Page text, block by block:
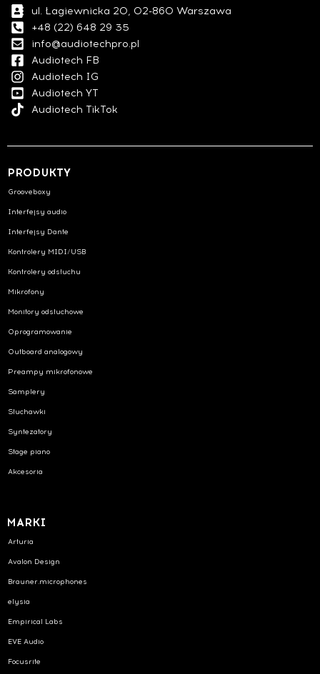
ul. Łagiewnicka 20, 02-860 Warszawa
+48 (22) 648 29 35
info@audiotechpro.pl
Audiotech FB
Audiotech IG
Audiotech YT
Audiotech TikTok
PRODUKTY
Grooveboxy
Interfejsy audio
Interfejsy Dante
Kontrolery MIDI/USB
Kontrolery odsłuchu
Mikrofony
Monitory odsłuchowe
Oprogramowanie
Outboard analogowy
Preampy mikrofonowe
Samplery
Słuchawki
Syntezatory
Stage piano
Akcesoria
MARKI
Arturia
Avalon Design
Brauner.microphones
elysia
Empirical Labs
EVE Audio
Focusrite